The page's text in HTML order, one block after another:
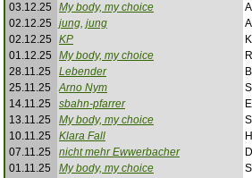
03.12.25
My body, my choice
02.12.25
jung, jung
02.12.25
KP
01.12.25
My body, my choice
28.11.25
Lebender
25.11.25
Arno Nym
14.11.25
sbahn-pfarrer
13.11.25
My body, my choice
10.11.25
Klara Fall
07.11.25
nicht mehr Ewwerbacher
01.11.25
My body, my choice